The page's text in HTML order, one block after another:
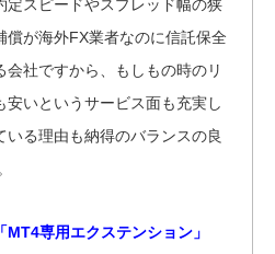
定スピードやスプレッド幅の狭
償が海外FX業者なのに信託保全
社ですから、もしもの時のリ
安いというサービス面も充実し
いる理由も納得のバランスの良
「MT4専用エクステンション」